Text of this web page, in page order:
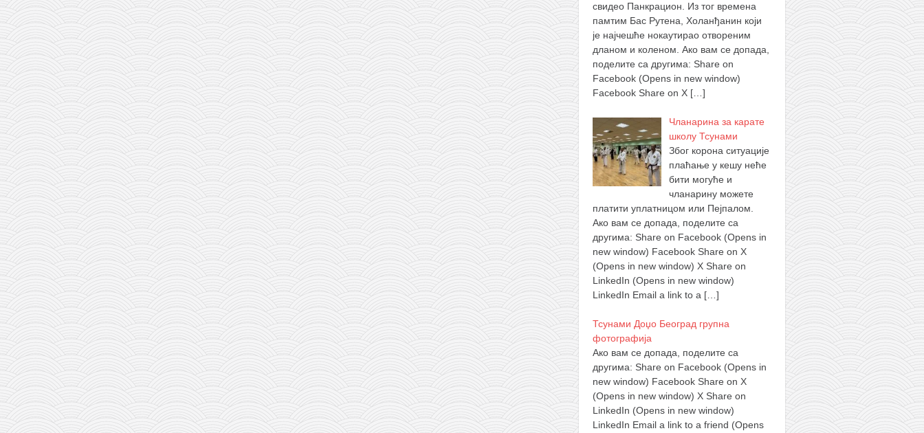
свидео Панкрацион. Из тог времена
памтим Бас Рутена, Холанђанин који
је најчешће нокаутирао отвореним
дланом и коленом. Ако вам се допада,
поделите са другима: Share on
Facebook (Opens in new window)
Facebook Share on X […]
Чланарина за карате
школу Тсунами
Због корона ситуације
плаћање у кешу неће
бити могуће и
чланарину можете
платити уплатницом или Пејпалом.
Ако вам се допада, поделите са
другима: Share on Facebook (Opens in
new window) Facebook Share on X
(Opens in new window) X Share on
LinkedIn (Opens in new window)
LinkedIn Email a link to a […]
Тсунами Доџо Београд групна
фотографија
Ако вам се допада, поделите са
другима: Share on Facebook (Opens in
new window) Facebook Share on X
(Opens in new window) X Share on
LinkedIn (Opens in new window)
LinkedIn Email a link to a friend (Opens